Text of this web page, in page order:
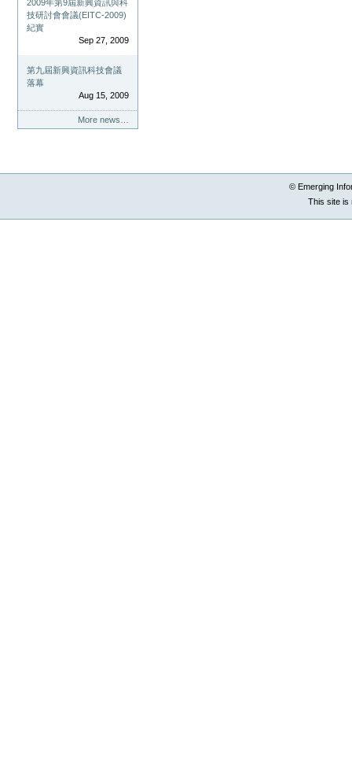
2009年第9屆新興資訊與科
技研討會會議(EITC-2009)
紀實
Sep 27, 2009
第九屆新興資訊科技會議
落幕
Aug 15, 2009
More news…
© Emerging
This site is